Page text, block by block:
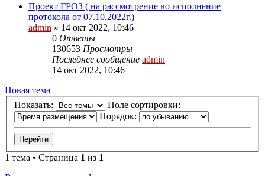
Проект ГРОЗ ( на рассмотрение во исполнение
протокола от 07.10.2022г.)
admin » 14 окт 2022, 10:46
0 Ответы
130653 Просмотры
Последнее сообщение admin
14 окт 2022, 10:46
Новая тема
Показать:
Поле сортировки:
Порядок:
1 тема • Страница 1 из 1